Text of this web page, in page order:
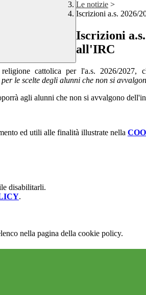
Le notizie >
Iscrizioni a.s. 2026/
Iscrizioni
all'IRC
cattolica per l'a.s. 2026/2027,
le scelte degli alunni che non si
agli alunni che non si avvalgono
ed utili alle finalità illustrate nella
disabilitarli.
.
nella pagina della cookie policy.